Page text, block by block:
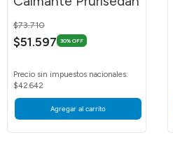
Price reduced from
$73.710
$51.597 30% OFF
Precio sin impuestos nacionales:
$42.642
Agregar al carrito